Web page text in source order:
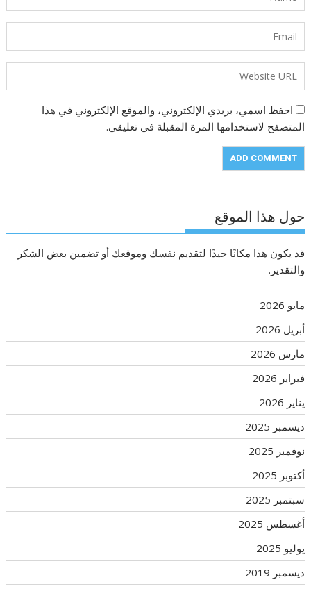
احفظ اسمي، بريدي الإلكتروني، والموقع الإلكتروني في هذا
المتصفح لاستخدامها المرة المقبلة في تعليقي.
حول هذا الموقع
قد يكون هذا مكانًا جيدًا لتقديم نفسك وموقعك أو تضمين بعض الشكر
والتقدير.
مايو 2026
أبريل 2026
مارس 2026
فبراير 2026
يناير 2026
ديسمبر 2025
نوفمبر 2025
أكتوبر 2025
سبتمبر 2025
أغسطس 2025
يوليو 2025
ديسمبر 2019